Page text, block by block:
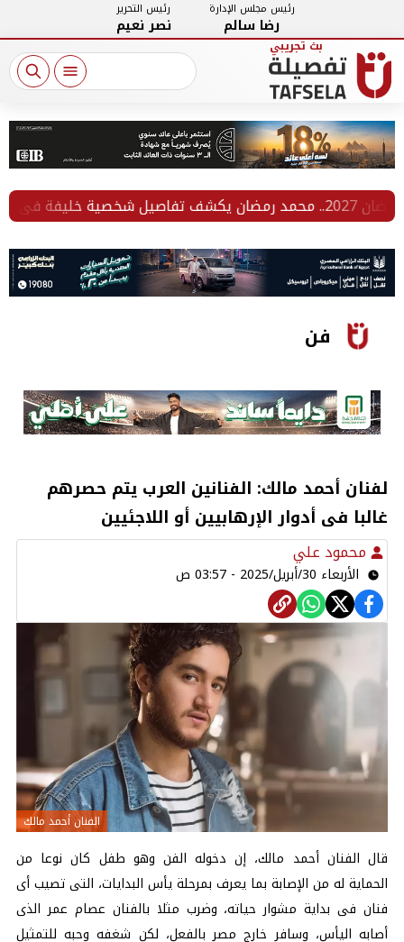
رئيس مجلس الإدارة
رضا سالم
رئيس التحرير
نصر نعيم
فن
لفنان أحمد مالك: الفنانين العرب يتم حصرهم
غالبا فى أدوار الإرهابيين أو اللاجئيين
محمود علي
الأربعاء 30/أبريل/2025 - 03:57 ص
الفنان أحمد مالك
قال الفنان أحمد مالك، إن دخوله الفن وهو طفل كان نوعا من
الحماية له من الإصابة بما يعرف بمرحلة يأس البدايات، التى تصيب أى
فنان فى بداية مشوار حياته، وضرب مثلا بالفنان عصام عمر الذى
أصابه اليأس، وسافر خارج مصر بالفعل، لكن شغفه وحبه للتمثيل